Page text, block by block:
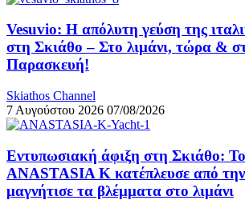
Vesuvio: Η απόλυτη γεύση της
στη Σκιάθο – Στο λιμάνι, τώρα &
Παρασκευή!
Skiathos Channel
7 Αυγούστου 2026 07/08/2026
Εντυπωσιακή άφιξη στη Σκιάθο:
ANASTASIA K κατέπλευσε από
μαγνήτισε τα βλέμματα στο λιμάνι